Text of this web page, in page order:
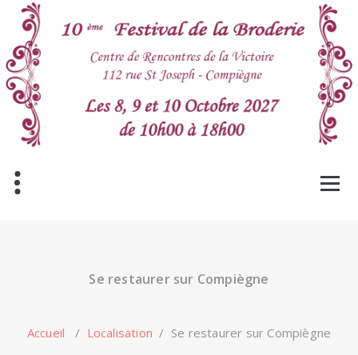
Aller
contenu
Se restaurer sur Compiègne
Accueil / Localisation / Se restaurer sur Compiègne